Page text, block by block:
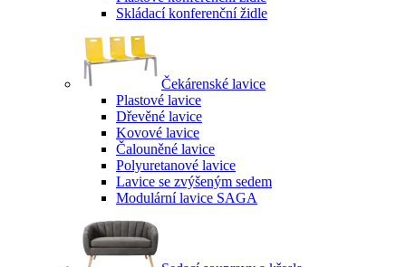
Skládací konferenční židle
Čekárenské lavice
Plastové lavice
Dřevěné lavice
Kovové lavice
Čalouněné lavice
Polyuretanové lavice
Lavice se zvýšeným sedem
Modulární lavice SAGA